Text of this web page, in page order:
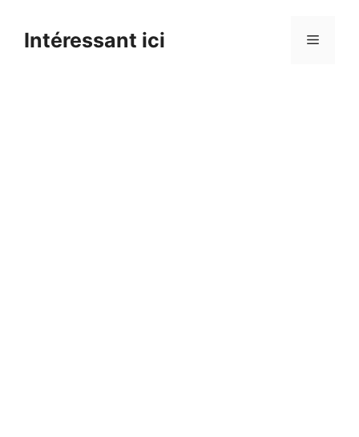
contentIntéressant ici Menu